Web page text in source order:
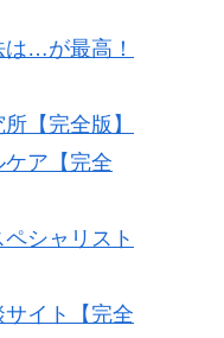
…が最高！
【完全版】
ア【完全
シャリスト
イト【完全